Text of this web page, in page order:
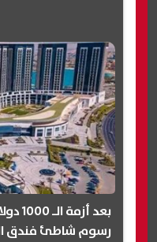
بعد
رسوم شاطئ فندق